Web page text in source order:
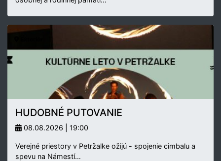
HUDOBNÉ PUTOVANIE
08.08.2026 | 19:00
Verejné priestory v Petržalke ožijú - spojenie cimbalu a
spevu na Námestí…